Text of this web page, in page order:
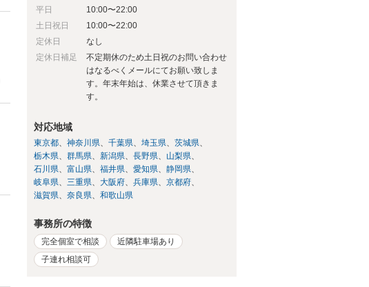
平日
10:00〜22:00
土日祝日
10:00〜22:00
定休日
なし
定休日補足
不定期休のため土日祝のお問い合わせ
はなるべくメールにてお願い致しま
す。年末年始は、休業させて頂きま
す。
対応地域
東京都 神奈川県 千葉県 埼玉県
茨城県
栃木県
群馬県 新潟県 長野県
山梨県
石川県
富山県 福井県 愛知県
静岡県
岐阜県
三重県 大阪府 兵庫県
京都府
滋賀県
奈良県 和歌山県
事務所の特徴
完全個室で相談
近隣駐車場あり
子連れ相談可